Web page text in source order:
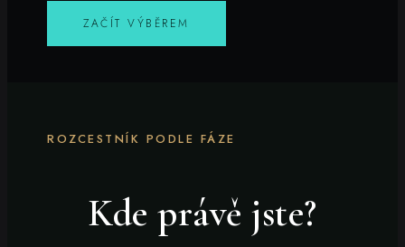
ZAČÍT VÝBĚREM
ROZCESTNÍK PODLE FÁZE
Kde právě jste?